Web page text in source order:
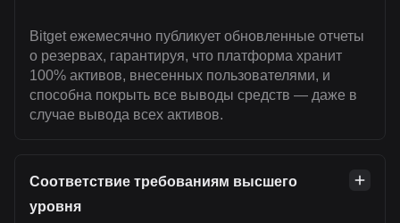
Bitget ежемесячно публикует обновленные отчеты
о резервах, гарантируя, что платформа хранит
100% активов, внесенных пользователями, и
способна покрыть все выводы средств — даже в
случае вывода всех активов.
Соответствие требованиям высшего
уровня